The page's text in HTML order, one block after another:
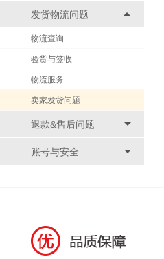
发货物流问题
物流查询
验货与签收
物流服务
卖家发货问题
退款&售后问题
账号与安全